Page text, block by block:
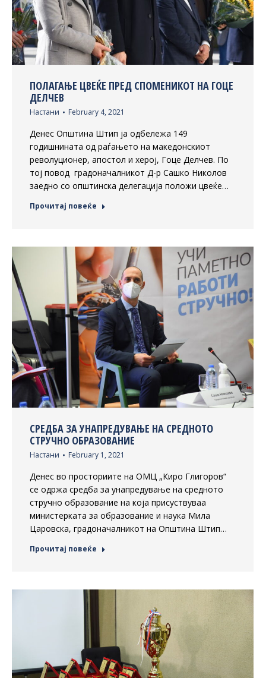
ПОЛАГАЊЕ ЦВЕЌЕ ПРЕД СПОМЕНИКОТ НА ГОЦЕ
ДЕЛЧЕВ
Настани February 4, 2021
Денес Општина Штип ја одбележа 149
годишнината од раѓањето на македонскиот
револуционер, апостол и херој, Гоце Делчев. По
тој повод градоначалникот Д-р Сашко Николов
заедно со општинска делегација положи цвеќе…
Прочитај повеќе
СРЕДБА ЗА УНАПРЕДУВАЊЕ НА СРЕДНОТО
СТРУЧНО ОБРАЗОВАНИЕ
Настани February 1, 2021
Денес во просториите на ОМЦ „Киро Глигоров“
се одржа средба за унапредување на средното
стручно образование на која присуствуваа
министерката за образование и наука Мила
Царовска, градоначалникот на Општина Штип…
Прочитај повеќе